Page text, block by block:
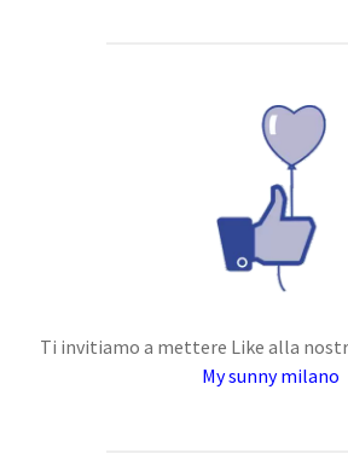
Ti invitiamo a mettere Like alla
My sunny milano